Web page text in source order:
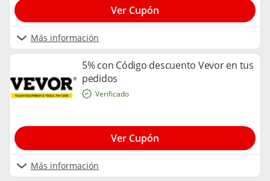
Más información
Ver Cupón
5% con Código descuento Vevor en tus
pedidos
Más información
Verificado
Ver Cupón